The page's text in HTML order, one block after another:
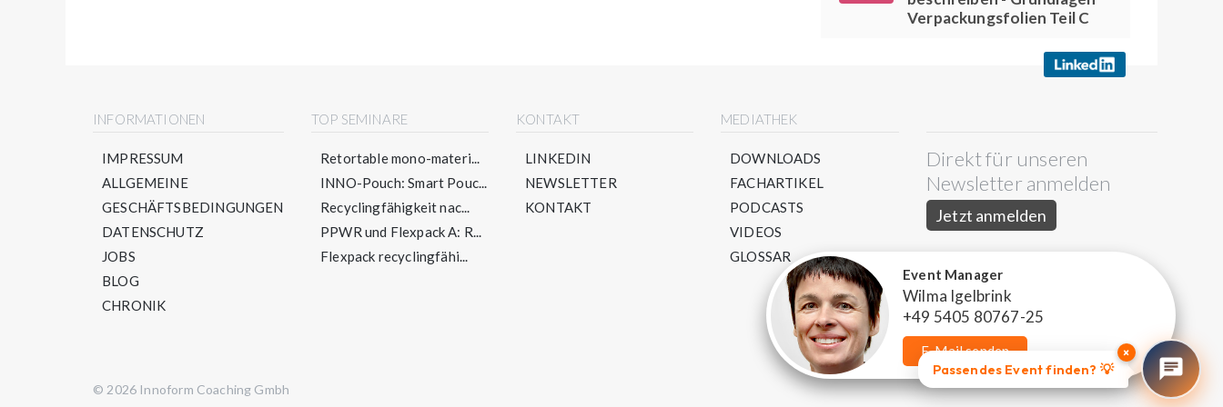
Event Manager
Wilma Igelbrink
+49 5405 80767-25
E-Mail senden
Verpackungsfolien Teil C
INFORMATIONEN
IMPRESSUM
ALLGEMEINE
GESCHÄFTSBEDINGUNGEN
DATENSCHUTZ
JOBS
BLOG
CHRONIK
TOP SEMINARE
Retortable mono-materi...
INNO-Pouch: Smart Pouc...
Recyclingfähigkeit nac...
PPWR und Flexpack A: R...
Flexpack recyclingfähi...
KONTAKT
LINKEDIN
NEWSLETTER
KONTAKT
MEDIATHEK
DOWNLOADS
FACHARTIKEL
PODCASTS
VIDEOS
GLOSSAR
Direkt für unseren
Newsletter anmelden
Jetzt anmelden
© 2026 Innoform Coaching Gmbh
×
Passendes Event finden? 💡